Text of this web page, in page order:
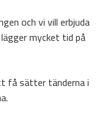
och vi vill erbjuda
mycket tid på
få sätter tänderna i